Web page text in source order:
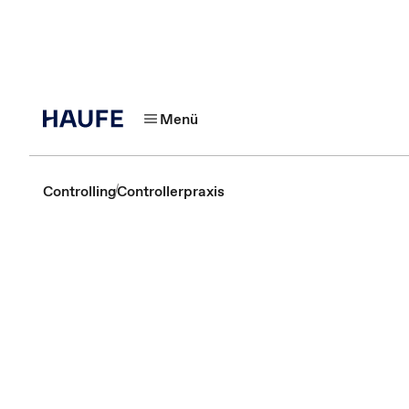
Menü
ControllingControllerpraxis